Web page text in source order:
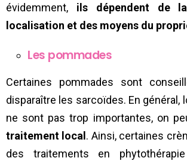
évidemment, ils dépendent de
localisation et des moyens du
Les pommades
Certaines pommades sont
disparaître les sarcoïdes. En général,
ne sont pas trop importantes, on
traitement local. Ainsi, certaines
des traitements en